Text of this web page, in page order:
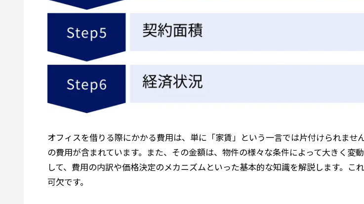
オフィスを借りる際にかかる費用は、単に「家賃」という一言では片付けられま
の費用が含まれています。また、その金額は、物件の様々な条件によって大きく
して、費用の内訳や価格決定のメカニズムといった基本的な知識を解説します。
可欠です。